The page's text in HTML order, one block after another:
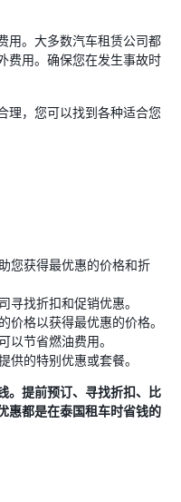
用。大多数汽车租赁公司都
费用。确保您在发生事故时
理，您可以找到各种适合您
您获得最优惠的价格和折
寻找折扣和促销优惠。
价格以获得最优惠的价格。
以节省燃油费用。
供的特别优惠或套餐。
。提前预订、寻找折扣、比
惠都是在泰国租车​​时省钱的